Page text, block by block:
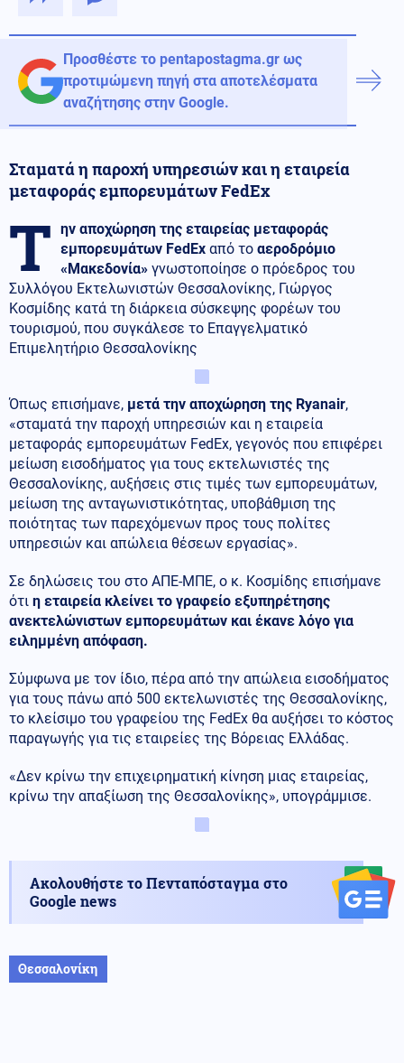
Προσθέστε το pentapostagma.gr ως
προτιμώμενη πηγή στα αποτελέσματα
αναζήτησης στην Google.
Σταματά η παροχή υπηρεσιών και η εταιρεία
μεταφοράς εμπορευμάτων FedEx
Τ ην αποχώρηση της εταιρείας μεταφοράς
εμπορευμάτων FedEx από το αεροδρόμιο
«Μακεδονία» γνωστοποίησε ο πρόεδρος του
Συλλόγου Εκτελωνιστών Θεσσαλονίκης, Γιώργος
Κοσμίδης κατά τη διάρκεια σύσκεψης φορέων του
τουρισμού, που συγκάλεσε το Επαγγελματικό
Επιμελητήριο Θεσσαλονίκης
Όπως επισήμανε, μετά την αποχώρηση της Ryanair,
«σταματά την παροχή υπηρεσιών και η εταιρεία
μεταφοράς εμπορευμάτων FedEx, γεγονός που επιφέρει
μείωση εισοδήματος για τους εκτελωνιστές της
Θεσσαλονίκης, αυξήσεις στις τιμές των εμπορευμάτων,
μείωση της ανταγωνιστικότητας, υποβάθμιση της
ποιότητας των παρεχόμενων προς τους πολίτες
υπηρεσιών και απώλεια θέσεων εργασίας».
Σε δηλώσεις του στο ΑΠΕ-ΜΠΕ, ο κ. Κοσμίδης επισήμανε
ότι η εταιρεία κλείνει το γραφείο εξυπηρέτησης
ανεκτελώνιστων εμπορευμάτων και έκανε λόγο για
ειλημμένη απόφαση.
Σύμφωνα με τον ίδιο, πέρα από την απώλεια εισοδήματος
για τους πάνω από 500 εκτελωνιστές της Θεσσαλονίκης,
το κλείσιμο του γραφείου της FedEx θα αυξήσει το κόστος
παραγωγής για τις εταιρείες της Βόρειας Ελλάδας.
«Δεν κρίνω την επιχειρηματική κίνηση μιας εταιρείας,
κρίνω την απαξίωση της Θεσσαλονίκης», υπογράμμισε.
Ακολουθήστε το Πενταπόσταγμα στο
Google news
Θεσσαλονίκη